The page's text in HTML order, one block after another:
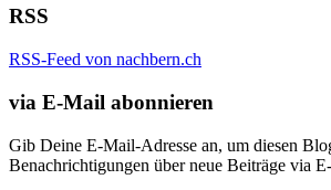
RSS
RSS-Feed von nachbern.ch
via E-Mail abonnieren
Gib Deine E-Mail-Adresse an, um diesen
Benachrichtigungen über neue Beiträge via